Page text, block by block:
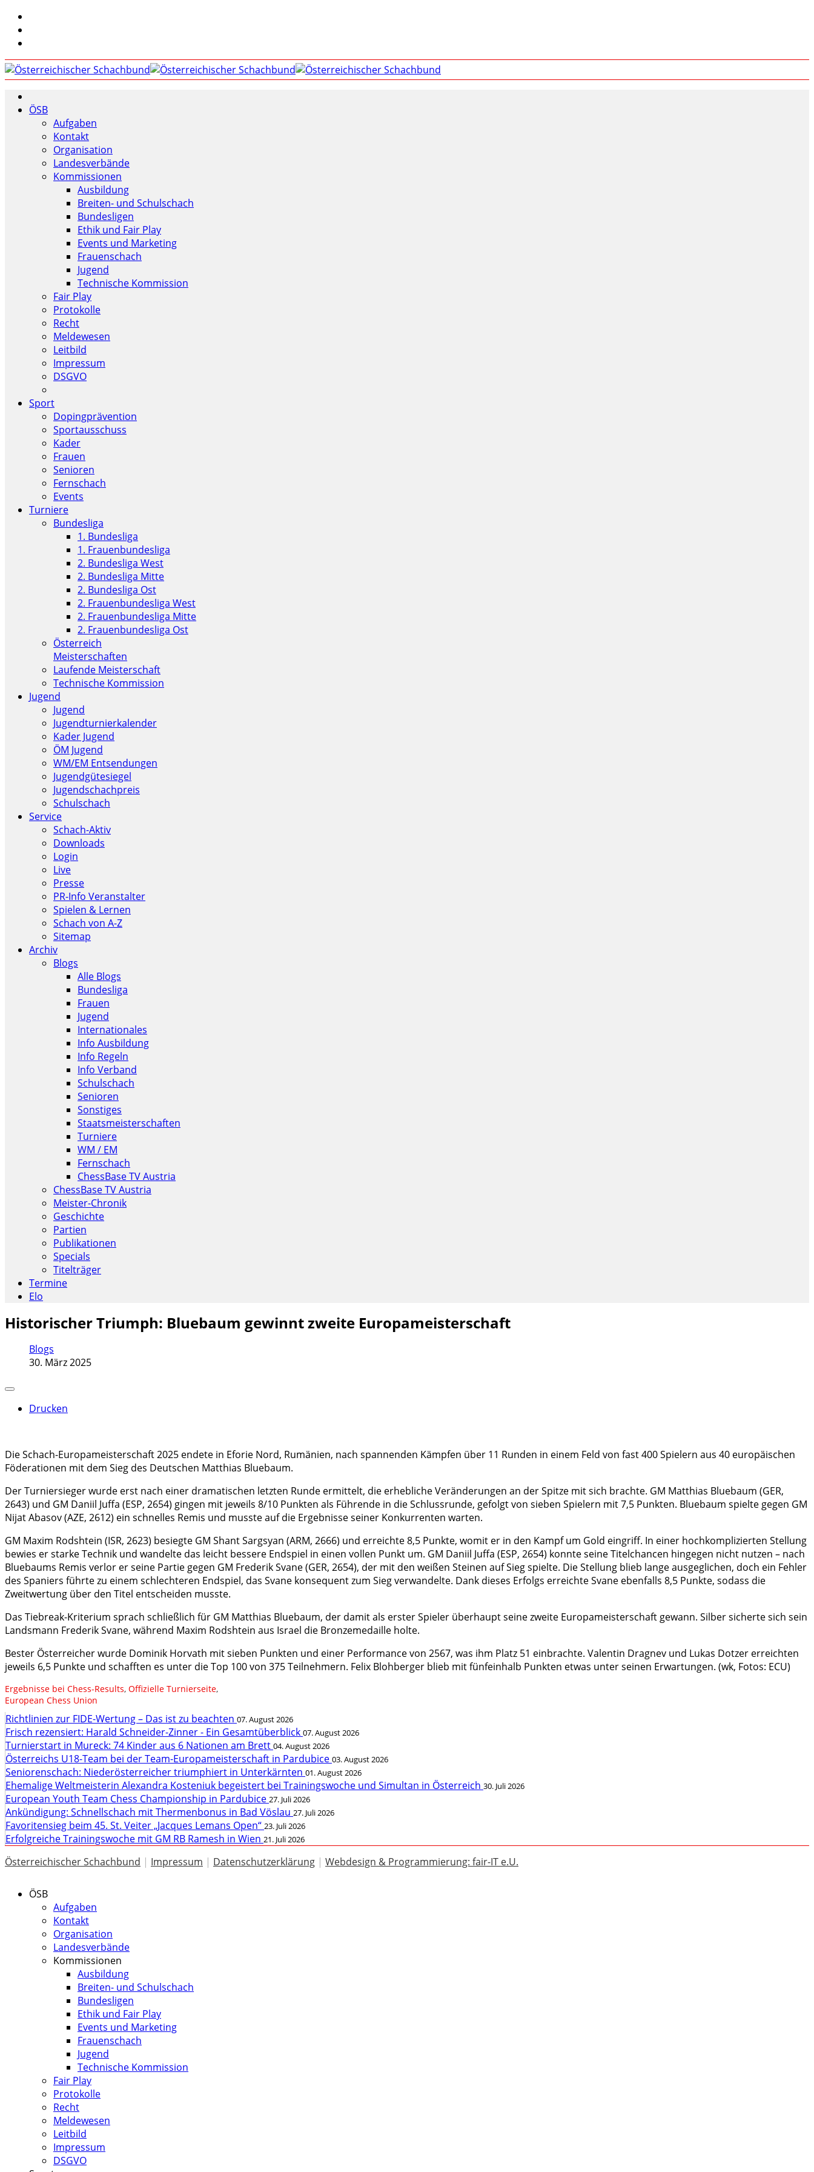
ÖSB
Aufgaben
Kontakt
Organisation
Landesverbände
Kommissionen
Ausbildung
Breiten- und Schulschach
Bundesligen
Ethik und Fair Play
Events und Marketing
Frauenschach
Jugend
Technische Kommission
Fair Play
Protokolle
Recht
Meldewesen
Leitbild
Impressum
DSGVO
Sport
Dopingprävention
Sportausschuss
Kader
Frauen
Senioren
Fernschach
Events
Turniere
Bundesliga
1. Bundesliga
1. Frauenbundesliga
2. Bundesliga West
2. Bundesliga Mitte
2. Bundesliga Ost
2. Frauenbundesliga West
2. Frauenbundesliga Mitte
2. Frauenbundesliga Ost
Österreich
Meisterschaften
Laufende Meisterschaft
Technische Kommission
Jugend
Jugend
Jugendturnierkalender
Kader Jugend
ÖM Jugend
WM/EM Entsendungen
Jugendgütesiegel
Jugendschachpreis
Schulschach
Service
Schach-Aktiv
Downloads
Login
Live
Presse
PR-Info Veranstalter
Spielen & Lernen
Schach von A-Z
Sitemap
Archiv
Blogs
Alle Blogs
Bundesliga
Frauen
Jugend
Internationales
Info Ausbildung
Info Regeln
Info Verband
Schulschach
Senioren
Sonstiges
Staatsmeisterschaften
Turniere
WM / EM
Fernschach
ChessBase TV Austria
ChessBase TV Austria
Meister-Chronik
Geschichte
Partien
Publikationen
Specials
Titelträger
Termine
Elo
Historischer Triumph: Bluebaum gewinnt zweite Europameisterschaft
Blogs
30. März 2025
Drucken
Die Schach-Europameisterschaft 2025 endete in Eforie Nord, Rumänien, nach spannenden Kämpfen über 11 Runden in einem Feld von fast 400 Spielern aus 40 europäischen
Föderationen mit dem Sieg des Deutschen Matthias Bluebaum.
Der Turniersieger wurde erst nach einer dramatischen letzten Runde ermittelt, die erhebliche Veränderungen an der Spitze mit sich brachte. GM Matthias Bluebaum (GER,
2643) und GM Daniil Juffa (ESP, 2654) gingen mit jeweils 8/10 Punkten als Führende in die Schlussrunde, gefolgt von sieben Spielern mit 7,5 Punkten. Bluebaum spielte gegen GM
Nijat Abasov (AZE, 2612) ein schnelles Remis und musste auf die Ergebnisse seiner Konkurrenten warten.
GM Maxim Rodshtein (ISR, 2623) besiegte GM Shant Sargsyan (ARM, 2666) und erreichte 8,5 Punkte, womit er in den Kampf um Gold eingriff. In einer hochkomplizierten Stellung
bewies er starke Technik und wandelte das leicht bessere Endspiel in einen vollen Punkt um. GM Daniil Juffa (ESP, 2654) konnte seine Titelchancen hingegen nicht nutzen – nach
Bluebaums Remis verlor er seine Partie gegen GM Frederik Svane (GER, 2654), der mit den weißen Steinen auf Sieg spielte. Die Stellung blieb lange ausgeglichen, doch ein Fehler
des Spaniers führte zu einem schlechteren Endspiel, das Svane konsequent zum Sieg verwandelte. Dank dieses Erfolgs erreichte Svane ebenfalls 8,5 Punkte, sodass die
Zweitwertung über den Titel entscheiden musste.
Das Tiebreak-Kriterium sprach schließlich für GM Matthias Bluebaum, der damit als erster Spieler überhaupt seine zweite Europameisterschaft gewann. Silber sicherte sich sein
Landsmann Frederik Svane, während Maxim Rodshtein aus Israel die Bronzemedaille holte.
Bester Österreicher wurde Dominik Horvath mit sieben Punkten und einer Performance von 2567, was ihm Platz 51 einbrachte. Valentin Dragnev und Lukas Dotzer erreichten
jeweils 6,5 Punkte und schafften es unter die Top 100 von 375 Teilnehmern. Felix Blohberger blieb mit fünfeinhalb Punkten etwas unter seinen Erwartungen. (wk, Fotos: ECU)
Ergebnisse bei Chess-Results, Offizielle Turnierseite,
European Chess Union
Richtlinien zur FIDE-Wertung – Das ist zu beachten 07. August 2026
Frisch rezensiert: Harald Schneider-Zinner - Ein Gesamtüberblick 07. August 2026
Turnierstart in Mureck: 74 Kinder aus 6 Nationen am Brett 04. August 2026
Österreichs U18-Team bei der Team-Europameisterschaft in Pardubice 03. August 2026
Seniorenschach: Niederösterreicher triumphiert in Unterkärnten 01. August 2026
Ehemalige Weltmeisterin Alexandra Kosteniuk begeistert bei Trainingswoche und Simultan in Österreich 30. Juli 2026
European Youth Team Chess Championship in Pardubice 27. Juli 2026
Ankündigung: Schnellschach mit Thermenbonus in Bad Vöslau 27. Juli 2026
Favoritensieg beim 45. St. Veiter „Jacques Lemans Open“ 23. Juli 2026
Erfolgreiche Trainingswoche mit GM RB Ramesh in Wien 21. Juli 2026
Österreichischer Schachbund | Impressum | Datenschutzerklärung | Webdesign & Programmierung: fair-IT e.U.
ÖSB
Aufgaben
Kontakt
Organisation
Landesverbände
Kommissionen
Ausbildung
Breiten- und Schulschach
Bundesligen
Ethik und Fair Play
Events und Marketing
Frauenschach
Jugend
Technische Kommission
Fair Play
Protokolle
Recht
Meldewesen
Leitbild
Impressum
DSGVO